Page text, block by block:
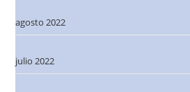
agosto 2022
julio 2022